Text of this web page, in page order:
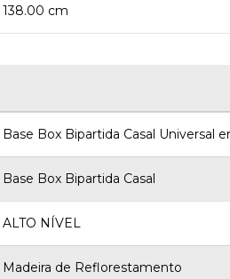
138.00 cm
Base Box Bipartida Casal Universal
Base Box Bipartida Casal
ALTO NÍVEL
Madeira de Reflorestamento